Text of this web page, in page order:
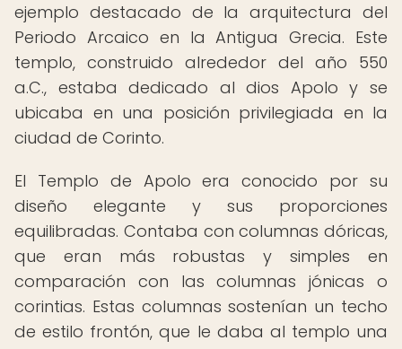
ejemplo destacado de la arquitectura del
Periodo Arcaico en la Antigua Grecia. Este
templo, construido alrededor del año 550
a.C., estaba dedicado al dios Apolo y se
ubicaba en una posición privilegiada en la
ciudad de Corinto.
El Templo de Apolo era conocido por su
diseño elegante y sus proporciones
equilibradas. Contaba con columnas dóricas,
que eran más robustas y simples en
comparación con las columnas jónicas o
corintias. Estas columnas sostenían un techo
de estilo frontón, que le daba al templo una